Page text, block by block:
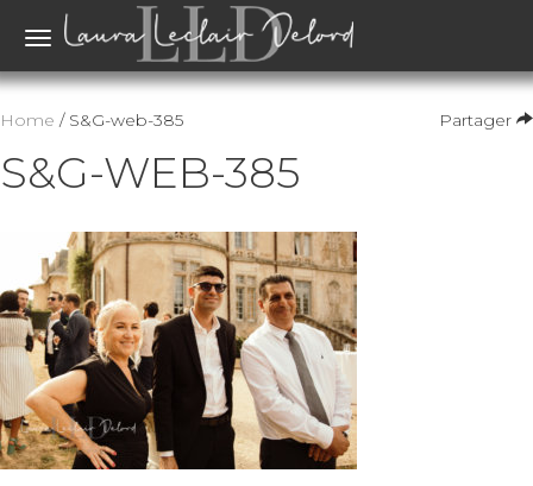
Toggle
Partager
Home / S&G-web-385
S&G-WEB-385